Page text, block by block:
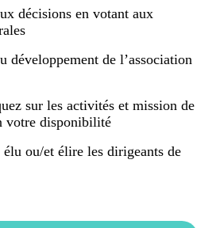
décisions en votant aux
développement de l’association
sur les activités et mission de
votre disponibilité
ou/et élire les dirigeants de